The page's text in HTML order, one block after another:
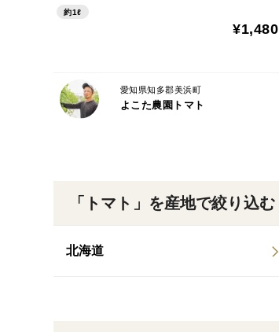
「トマト」を産地で絞り込む
北海道
約1ℓ
¥1,480
愛知県知多郡美浜町
よこた農園トマト